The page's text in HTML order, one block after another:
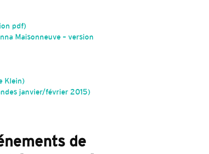
pdf)
Maisonneuve – version
Klein)
janvier/février 2015)
de